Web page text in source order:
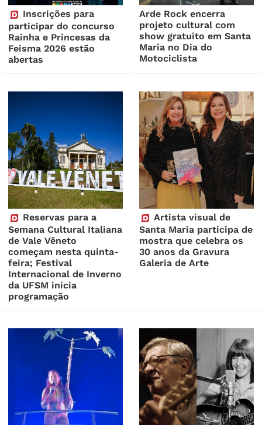
Inscrições para
participar do concurso
Rainha e Princesas da
Feisma 2026 estão
abertas
Arde Rock encerra
projeto cultural com
show gratuito em Santa
Maria no Dia do
Motociclista
Reservas para a
Semana Cultural Italiana
de Vale Vêneto
começam nesta quinta-
feira; Festival
Internacional de Inverno
da UFSM inicia
programação
Artista visual de
Santa Maria participa de
mostra que celebra os
30 anos da Gravura
Galeria de Arte